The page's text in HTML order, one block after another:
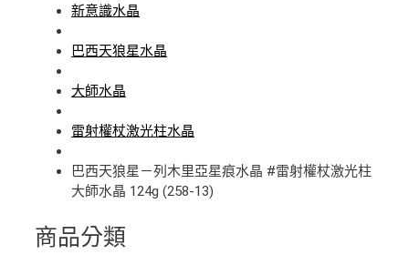
新意識水晶
巴西天狼星水晶
大師水晶
雷射權杖激光柱水晶
巴西天狼星－列木里亞星痕水晶 #雷射權杖激光柱
大師水晶 124g (258-13)
商品分類